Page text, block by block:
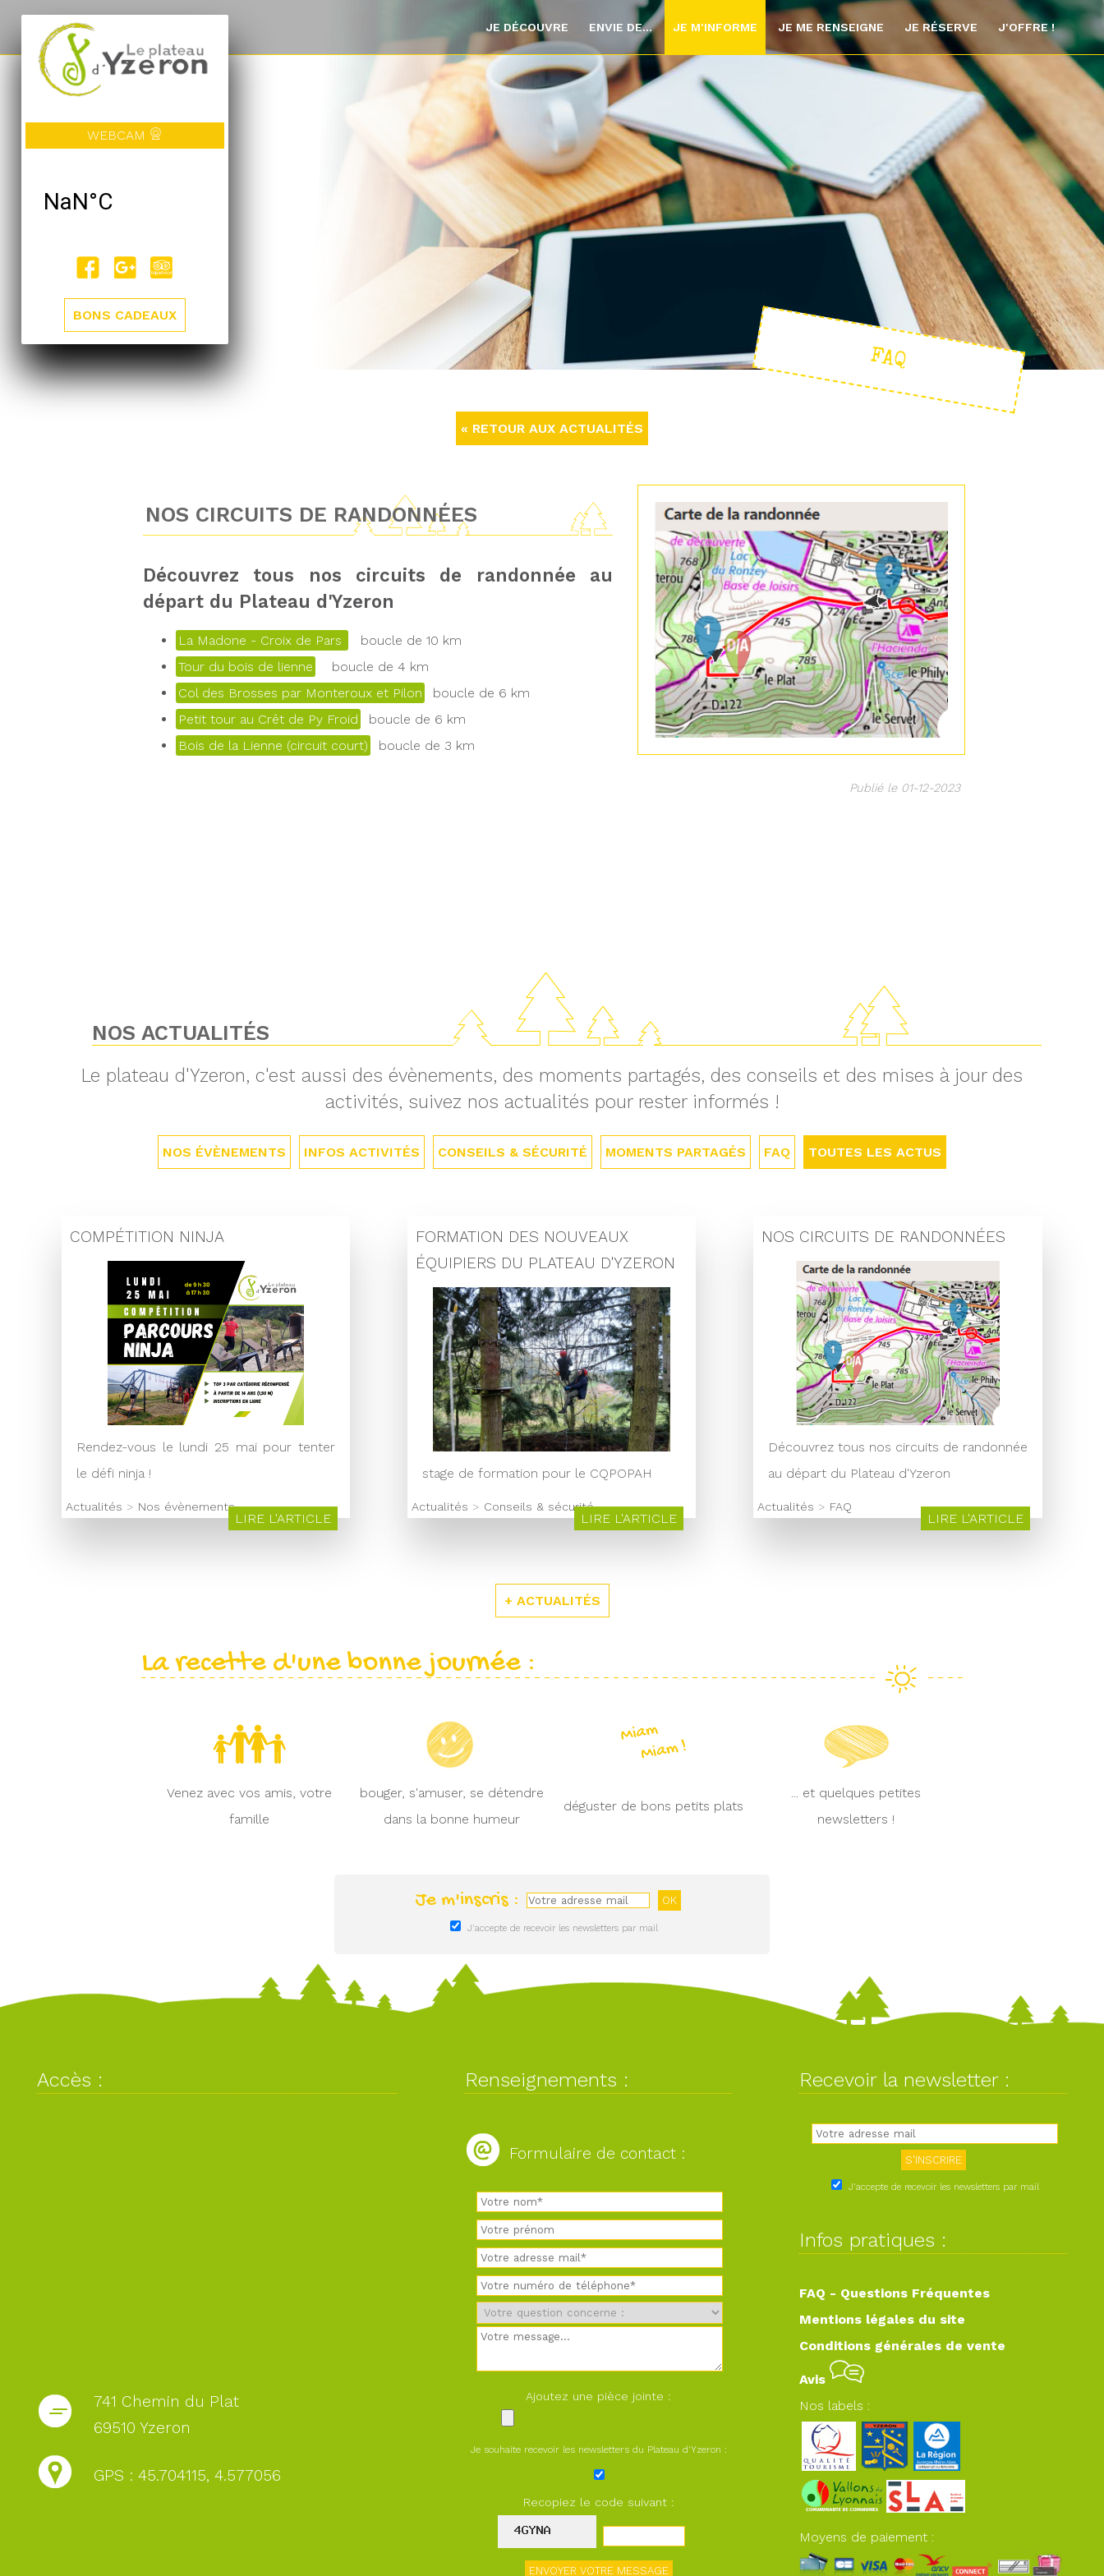
WEBCAM
BONS CADEAUX
JE DÉCOUVRE ENVIE DE... JE M'INFORME JE ME RENSEIGNE JE RÉSERVE J'OFFRE !
FAQ
« RETOUR AUX ACTUALITÉS
NOS CIRCUITS DE RANDONNÉES
Découvrez tous nos circuits de randonnée au
départ du Plateau d'Yzeron
La Madone - Croix de Pars
boucle de 10 km
Tour du bois de lienne
boucle de 4 km
Col des Brosses par Monteroux et Pilon
boucle de 6 km
Petit tour au Crêt de Py Froid
boucle de 6 km
Bois de la Lienne (circuit court)
boucle de 3 km
Publié le 01-12-2023
NOS ACTUALITÉS
Le plateau d'Yzeron, c'est aussi des évènements, des moments partagés, des conseils et des mises à jour des
activités, suivez nos actualités pour rester informés !
NOS ÉVÈNEMENTS INFOS ACTIVITÉS CONSEILS & SÉCURITÉ MOMENTS PARTAGÉS FAQ TOUTES LES ACTUS
COMPÉTITION NINJA
Rendez-vous le lundi 25 mai pour tenter
le défi ninja !
Actualités > Nos évènements
LIRE L'ARTICLE
FORMATION DES NOUVEAUX
ÉQUIPIERS DU PLATEAU D'YZERON
stage de formation pour le CQPOPAH
Actualités > Conseils & sécurité
LIRE L'ARTICLE
NOS CIRCUITS DE RANDONNÉES
Découvrez tous nos circuits de randonnée
au départ du Plateau d'Yzeron
Actualités > FAQ
LIRE L'ARTICLE
+ ACTUALITÉS
La recette d'une bonne journée :
Venez avec vos amis, votre
famille
bouger, s'amuser, se détendre
dans la bonne humeur
déguster de bons petits plats
... et quelques petites
newsletters !
Je m'inscris :
J'accepte de recevoir les newsletters par mail
Accès :
741 Chemin du Plat
69510 Yzeron
GPS : 45.704115, 4.577056
Renseignements :
Formulaire de contact :
Ajoutez une pièce jointe :
Je souhaite recevoir les newsletters du Plateau d'Yzeron :
Recopiez le code suivant :
Recevoir la newsletter :
J'accepte de recevoir les newsletters par mail
Infos pratiques :
FAQ - Questions Fréquentes
Mentions légales du site
Conditions générales de vente
Avis
Nos labels :
Moyens de paiement :